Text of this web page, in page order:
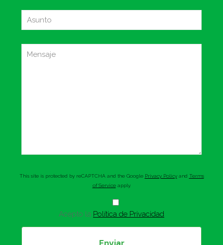
This site is protected by reCAPTCHA and the Google Privacy Policyand Terms
of Serviceapply.
Acepto la Política de Privacidad